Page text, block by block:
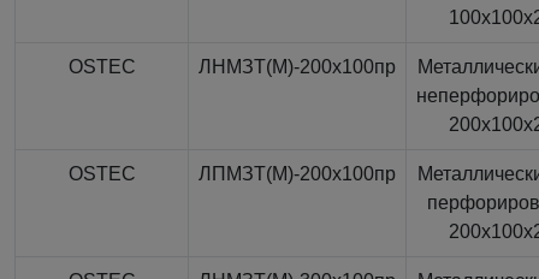
OSTEC ЛНМЗТ(М)-200x100пр
OSTEC ЛПМЗТ(М)-200x100пр